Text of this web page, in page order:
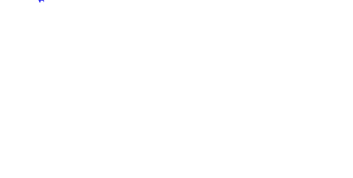
Брусок